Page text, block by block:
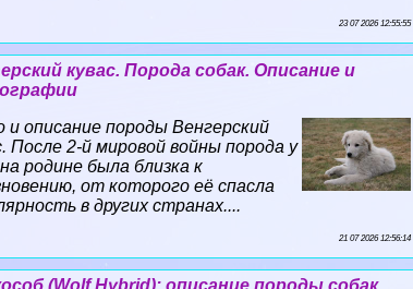
23 07 2026 12:55:55
кувас. Порода собак. Описание и
описание породы Венгерский
После 2-й мировой войны порода у
родине была близка к
от которого её спасла
в других странах....
21 07 2026 12:56:14